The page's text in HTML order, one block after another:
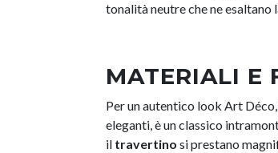
tonalità neutre che ne esaltano
MATERIALI E
Per un autentico look Art
eleganti, è un classico
il travertino si prestano